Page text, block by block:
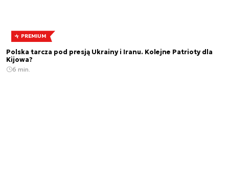
PREMIUM
Polska tarcza pod presją Ukrainy i Iranu. Kolejne Patrioty dla
Kijowa?
6 min.